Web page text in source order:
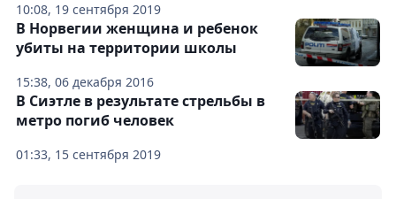
10:08, 19 сентября 2019
15:38, 06 декабря 2016
В Норвегии женщина и ребенок
убиты на территории школы
01:33, 15 сентября 2019
В Сиэтле в результате стрельбы в
метро погиб человек